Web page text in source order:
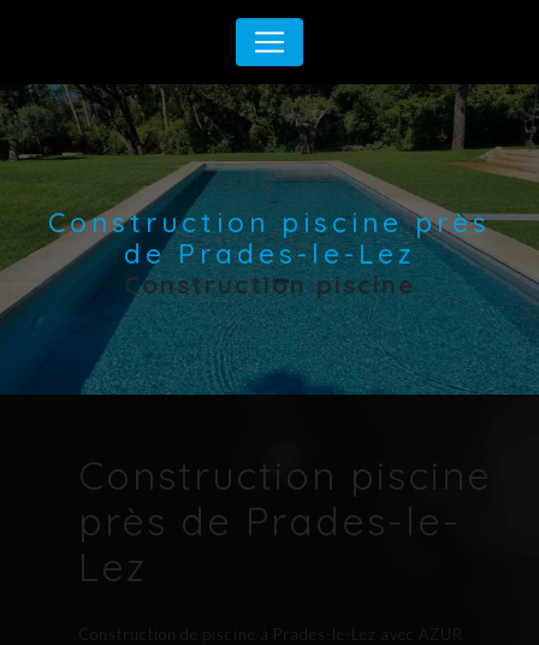
Construction piscine près
de Prades-le-Lez
Construction piscine
Construction piscine
près de Prades-le-
Lez
Construction de piscine à Prades-le-Lez avec AZUR
Panneau de gestion des cookies